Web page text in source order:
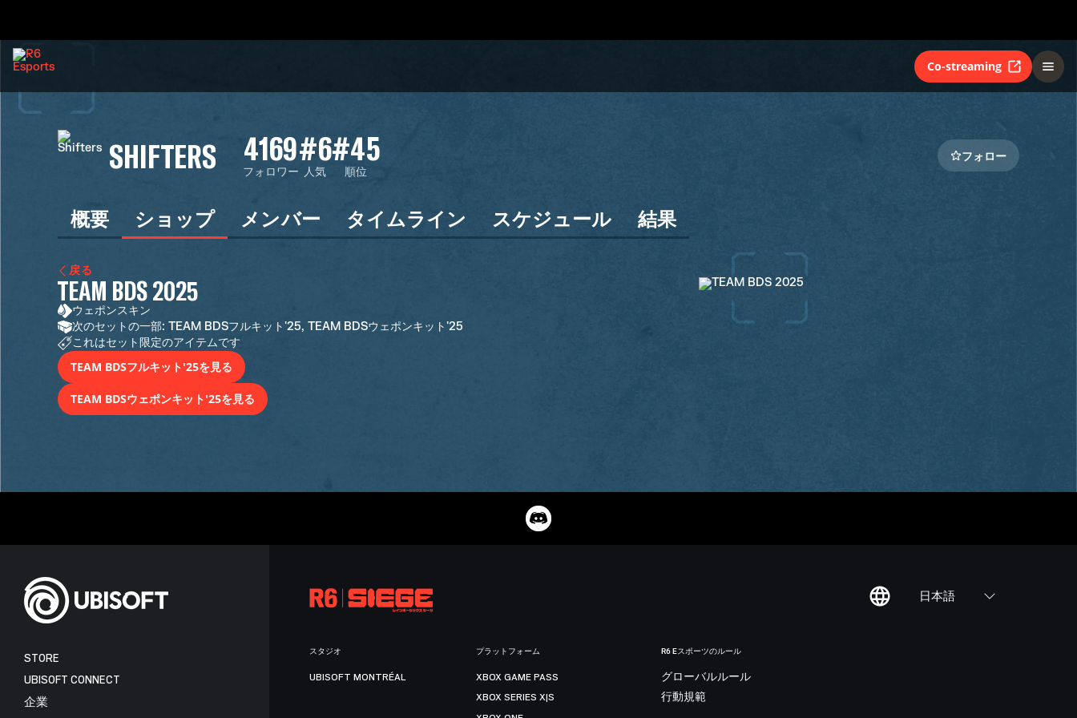
Co-streaming
SHIFTERS 4169
フォロワー
#6
人気
#45
順位
フォロー
概要 ショップ メンバー タイムライン スケジュール 結果
戻る
TEAM BDS 2025
ウェポンスキン
次のセットの一部: TEAM BDSフルキット'25, TEAM BDSウェポンキット'25
これはセット限定のアイテムです
TEAM BDSフルキット'25を見る
TEAM BDSウェポンキット'25を見る
日本語
STORE
UBISOFT CONNECT
企業
スタジオ
UBISOFT MONTRÉAL
プラットフォーム
XBOX GAME PASS
XBOX SERIES X|S
R6 Eスポーツのルール
グローバルルール
行動規範